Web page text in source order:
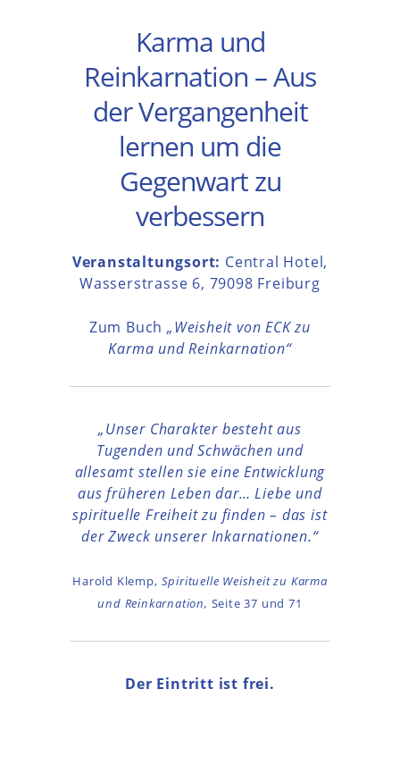
Karma und
Reinkarnation – Aus
der Vergangenheit
lernen um die
Gegenwart zu
verbessern
Veranstaltungsort: Central Hotel,
Wasserstrasse 6, 79098 Freiburg
Zum Buch„Weisheit von ECK zu
Karma und Reinkarnation“
„Unser Charakter besteht aus
Tugenden und Schwächen und
allesamt stellen sie eine Entwicklung
aus früheren Leben dar… Liebe und
spirituelle Freiheit zu finden – das ist
der Zweck unserer Inkarnationen.“
Harold Klemp, Spirituelle Weisheit zu Karma
und Reinkarnation, Seite 37 und 71
Der Eintritt ist frei.